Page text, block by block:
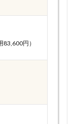
83,600円）